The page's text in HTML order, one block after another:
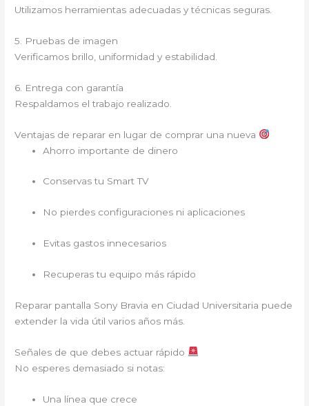
Utilizamos herramientas adecuadas y técnicas seguras.
5. Pruebas de imagen
Verificamos brillo, uniformidad y estabilidad.
6. Entrega con garantía
Respaldamos el trabajo realizado.
Ventajas de reparar en lugar de comprar una nueva
Ahorro importante de dinero
Conservas tu Smart TV
No pierdes configuraciones ni aplicaciones
Evitas gastos innecesarios
Recuperas tu equipo más rápido
Reparar pantalla Sony Bravia en Ciudad Universitaria puede
extender la vida útil varios años más.
Señales de que debes actuar rápido
No esperes demasiado si notas:
Una línea que crece